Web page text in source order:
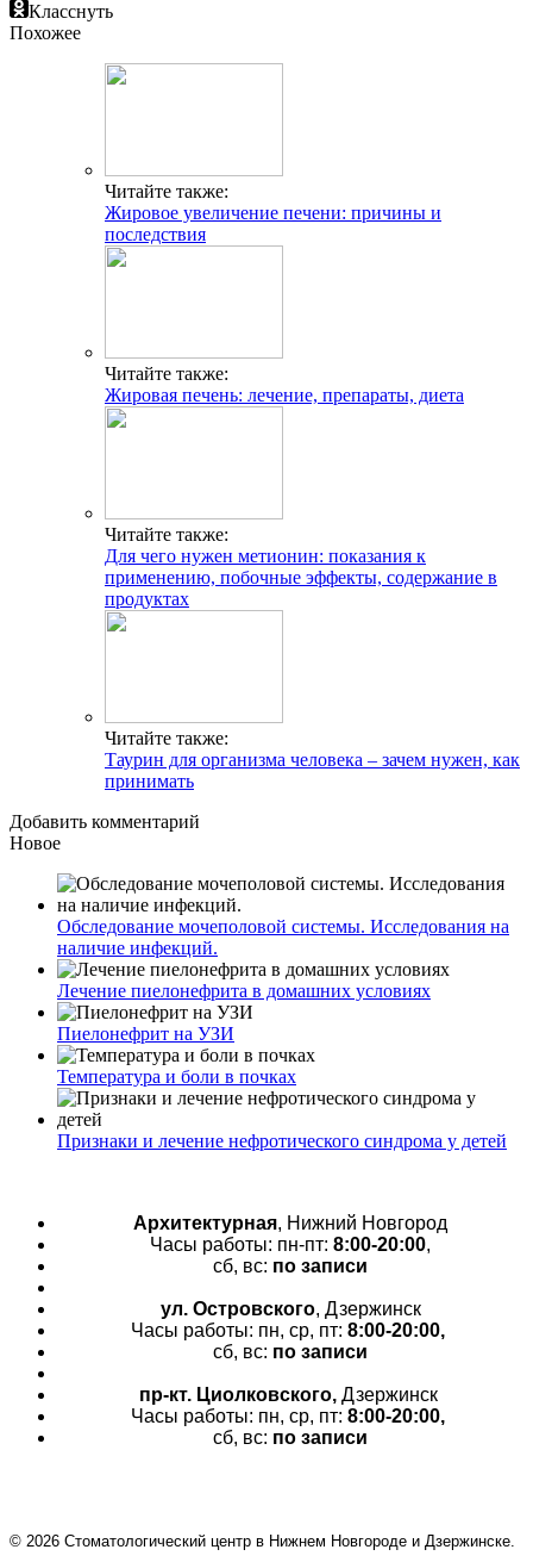
Класснуть
Похожее
Читайте также:
Жировое увеличение печени: причины и
последствия
Читайте также:
Жировая печень: лечение, препараты, диета
Читайте также:
Для чего нужен метионин: показания к
применению, побочные эффекты, содержание в
продуктах
Читайте также:
Таурин для организма человека – зачем нужен, как
принимать
Добавить комментарий
Новое
Обследование мочеполовой системы. Исследования на
наличие инфекций.
Лечение пиелонефрита в домашних условиях
Пиелонефрит на УЗИ
Температура и боли в почках
Признаки и лечение нефротического синдрома у детей
Архитектурная, Нижний Новгород
Часы работы: пн-пт: 8:00-20:00,
сб, вс: по записи
ул. Островского, Дзержинск
Часы работы: пн, ср, пт: 8:00-20:00,
сб, вс: по записи
пр-кт. Циолковского, Дзержинск
Часы работы: пн, ср, пт: 8:00-20:00,
сб, вс: по записи
© 2026 Cтоматологический центр в Нижнем Новгороде и Дзержинске.